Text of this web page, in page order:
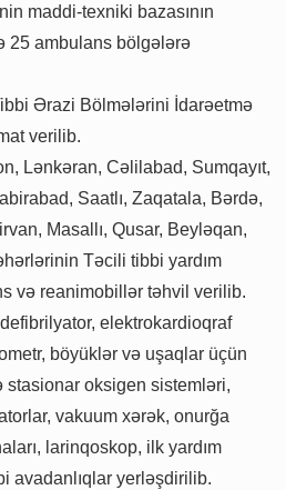
maddi-texniki bazasının
25 ambulans bölgələrə
Ərazi Bölmələrini İdarəetmə
verilib.
Lənkəran, Cəlilabad, Sumqayıt,
Saatlı, Zaqatala, Bərdə,
Masallı, Qusar, Beyləqan,
Təcili tibbi yardım
və reanimobillər təhvil verilib.
elektrokardioqraf
böyüklər və uşaqlar üçün
stasionar oksigen sistemləri,
vakuum xərək, onurğa
larinqoskop, ilk yardım
avadanlıqlar yerləşdirilib.